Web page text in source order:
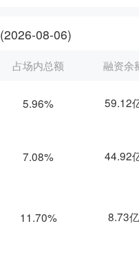
(2026-08-06)
占场内总额 融资余
5.96% 59.12
7.08% 44.92
11.70% 8.73亿